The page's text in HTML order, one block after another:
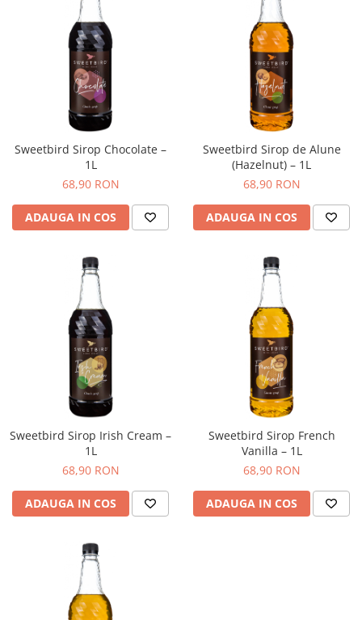
Ciocolata calda
Lapte alternativ
Superfood Latte
Aparatura cafea
Espressoare
Espressoare Manuale Profesionale
Espressoare Manuale Home/Office
Espressoare Automate Office
Espressoare Automate Home
Prepararea cafelei
Presa franceza
Aparate brewing
Aparate automate pentru lapte
Filtrare apa
BWT
Rasnite Cafea
Rasnite Electrice
Profesionale
Sweetbird Sirop Chocolate –
1L
68,90 RON
ADAUGA IN COS
Sweetbird Sirop de Alune
(Hazelnut) – 1L
68,90 RON
ADAUGA IN COS
Sweetbird Sirop Irish Cream –
1L
68,90 RON
ADAUGA IN COS
Sweetbird Sirop French
Vanilla – 1L
68,90 RON
ADAUGA IN COS